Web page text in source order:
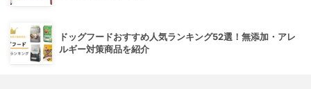
ドッグフードおすすめ人気ランキング52選！無添加・アレ
ルギー対策商品を紹介